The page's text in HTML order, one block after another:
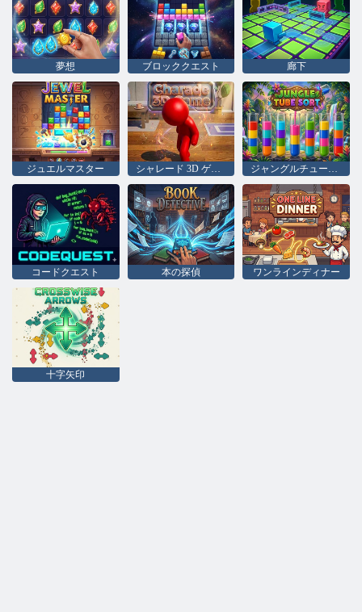
夢想 ブロッククエスト 廊下
ジュエルマスター シャレード 3D ゲーム ジャングルチューブソート
コードクエスト 本の探偵 ワンラインディナー
十字矢印